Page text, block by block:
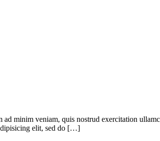
minim veniam, quis nostrud exercitation
elit, sed do […]